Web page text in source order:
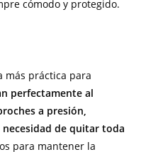
cómodo y protegido.
más práctica para
perfectamente al
a presión,
de quitar toda
para mantener la